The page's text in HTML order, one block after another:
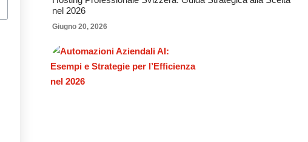
nel 2026
Giugno 20, 2026